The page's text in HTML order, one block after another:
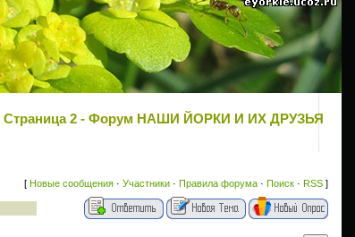
- Страница 2 - Форум НАШИ ЙОРКИ И ИХ ДРУЗЬЯ
[ Новые сообщения · Участники · Правила форума · Поиск · RSS ]